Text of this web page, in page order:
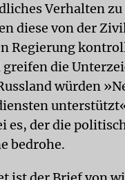
Verhalten zu
diese von der
Regierung
die
würden
es, der die
bedrohe.